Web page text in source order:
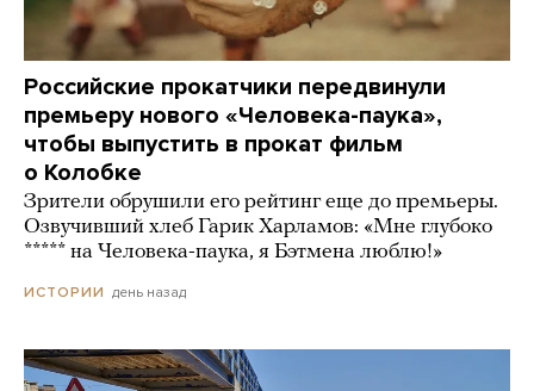
Российские прокатчики передвинули
премьеру нового «Человека-паука»,
чтобы выпустить в прокат фильм
о Колобке
Зрители обрушили его рейтинг еще до премьеры.
Озвучивший хлеб Гарик Харламов: «Мне глубоко
***** на Человека-паука, я Бэтмена люблю!»
ИСТОРИИ день назад